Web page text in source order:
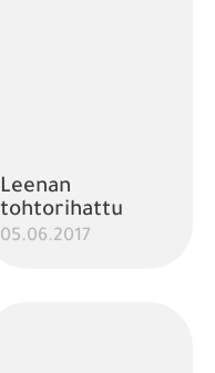
Leenan
tohtorihattu
05.06.2017